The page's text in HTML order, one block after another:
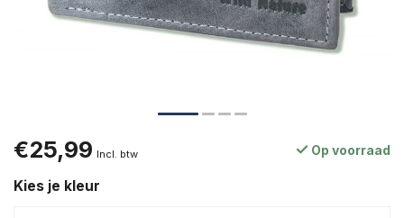
€25,99 Incl. btw Op voorraad
Kies je kleur